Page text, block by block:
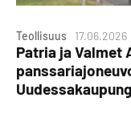
Teollisuus 17.06.2026
Patria ja Valmet